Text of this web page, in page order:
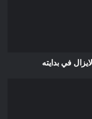
سوى أن ليس جميع
في التحايل عن طريق
إلغاء عطلة رأس
وإجراءات لا أساس
في بدايته